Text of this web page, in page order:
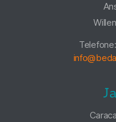
Telefone: